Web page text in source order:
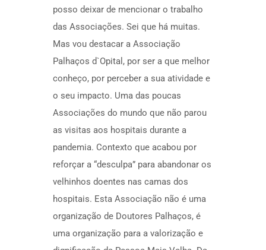
posso deixar de mencionar o trabalho
das Associações. Sei que há muitas.
Mas vou destacar a Associação
Palhaços d`Opital, por ser a que melhor
conheço, por perceber a sua atividade e
o seu impacto. Uma das poucas
Associações do mundo que não parou
as visitas aos hospitais durante a
pandemia. Contexto que acabou por
reforçar a “desculpa” para abandonar os
velhinhos doentes nas camas dos
hospitais. Esta Associação não é uma
organização de Doutores Palhaços, é
uma organização para a valorização e